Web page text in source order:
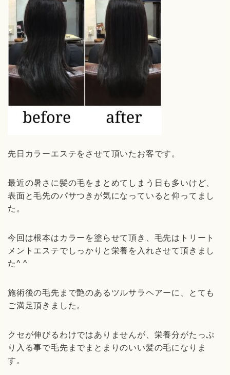
先日カラーエステをさせて頂いたお客です。
最近の暑さに髪の毛をまとめてしまう日も多いけど、
表面と毛先のパサつきが気になっていると仰ってまし
た。
今回は根本はカラーを塗らせて頂き、毛先はトリート
メントエステでしっかりと栄養を入れさせて頂きまし
た^ ^
施術後の毛先まで艶のあるツルサラヘアーに、とても
ご満足頂きました。
クセが伸びるわけではありませんが、栄養分がたっぷ
り入る事で毛先までまとまりのいい髪の毛になりま
す。